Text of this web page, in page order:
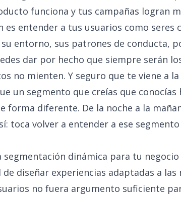
funciona y tus campañas logran
es entender a tus usuarios como seres
entorno, sus patrones de conducta,
dar por hecho que siempre serán
no mienten. Y seguro que te viene a
un segmento que creías que conocías
forma diferente. De la noche a la
toca volver a entender a ese
segmentación dinámica para tu negocio
diseñar experiencias adaptadas a las
no fuera argumento suficiente